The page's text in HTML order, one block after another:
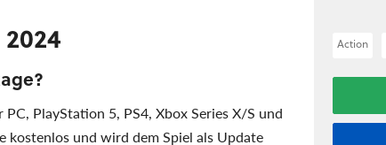
PC, PlayStation 5, PS4, Xbox Series X/S und
und wird dem Spiel als Update
Action